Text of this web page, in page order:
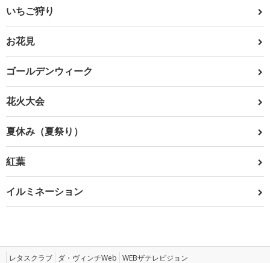
いちご狩り
お花見
ゴールデンウィーク
花火大会
夏休み（夏祭り）
紅葉
イルミネーション
レタスクラブ ダ・ヴィンチWeb WEBザテレビジョン